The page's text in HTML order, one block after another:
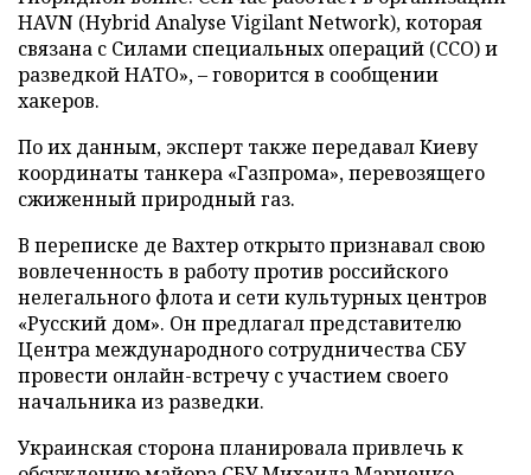
HAVN (Hybrid Analyse Vigilant Network), которая
связана с Силами специальных операций (ССО) и
разведкой НАТО», – говорится в сообщении
хакеров.
По их данным, эксперт также передавал Киеву
координаты танкера «Газпрома», перевозящего
сжиженный природный газ.
В переписке де Вахтер открыто признавал свою
вовлеченность в работу против российского
нелегального флота и сети культурных центров
«Русский дом». Он предлагал представителю
Центра международного сотрудничества СБУ
провести онлайн-встречу с участием своего
начальника из разведки.
Украинская сторона планировала привлечь к